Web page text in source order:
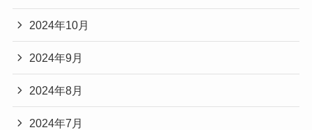
2024年10月
2024年9月
2024年8月
2024年7月